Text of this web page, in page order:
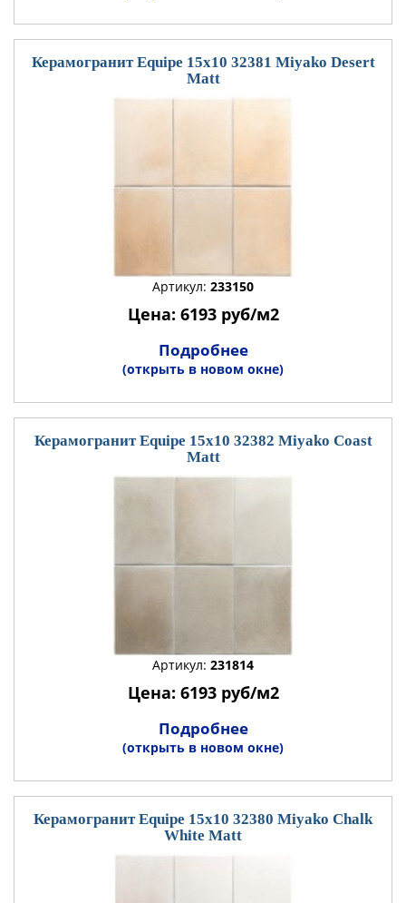
Керамогранит Equipe 15x10 32381 Miyako Desert
Matt
Артикул: 233150
Цена: 6193 руб/м2
Подробнее
(открыть в новом окне)
Керамогранит Equipe 15x10 32382 Miyako Coast
Matt
Артикул: 231814
Цена: 6193 руб/м2
Подробнее
(открыть в новом окне)
Керамогранит Equipe 15x10 32380 Miyako Chalk
White Matt